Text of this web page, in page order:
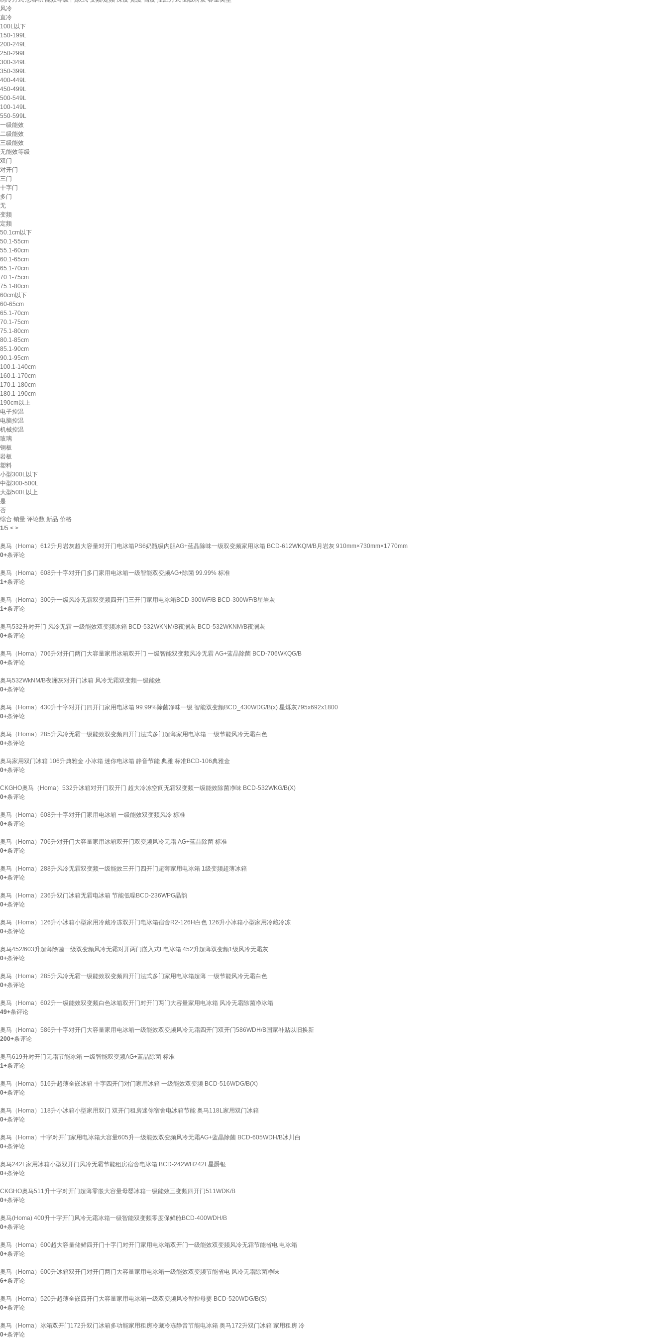
风冷
直冷
100L以下
150-199L
200-249L
250-299L
300-349L
350-399L
400-449L
450-499L
500-549L
100-149L
550-599L
一级能效
二级能效
三级能效
无能效等级
双门
对开门
三门
十字门
多门
无
变频
定频
50.1cm以下
50.1-55cm
55.1-60cm
60.1-65cm
65.1-70cm
70.1-75cm
75.1-80cm
60cm以下
60-65cm
65.1-70cm
70.1-75cm
75.1-80cm
80.1-85cm
85.1-90cm
90.1-95cm
100.1-140cm
160.1-170cm
170.1-180cm
180.1-190cm
190cm以上
电子控温
电脑控温
机械控温
玻璃
钢板
岩板
塑料
小型300L以下
中型300-500L
大型500L以上
是
否
综合 销量 评论数 新品 价格
1/5 < >
奥马（Homa）612升月岩灰超大容量对开门电冰箱PS6奶瓶级内胆AG+蓝晶除味一级双变频家用冰箱 BCD-612WKQM/B月岩灰 910mm×730mm×1770mm
0+条评论
奥马（Homa）608升十字对开门多门家用电冰箱一级智能双变频AG+除菌 99.99% 标准
1+条评论
奥马（Homa）300升一级风冷无霜双变频四开门三开门家用电冰箱BCD-300WF/B BCD-300WF/B星岩灰
1+条评论
奥马532升对开门 风冷无霜 一级能效双变频冰箱 BCD-532WKNM/B夜澜灰 BCD-532WKNM/B夜澜灰
0+条评论
奥马（Homa）706升对开门两门大容量家用冰箱双开门 一级智能双变频风冷无霜 AG+蓝晶除菌 BCD-706WKQG/B
0+条评论
奥马532WkNM/B夜澜灰对开门冰箱 风冷无霜双变频一级能效
0+条评论
奥马（Homa）430升十字对开门四开门家用电冰箱 99.99%除菌净味一级 智能双变频BCD_430WDG/B(x) 星烁灰795x692x1800
0+条评论
奥马（Homa）285升风冷无霜一级能效双变频四开门法式多门超薄家用电冰箱 一级节能风冷无霜白色
0+条评论
奥马家用双门冰箱 106升典雅金 小冰箱 迷你电冰箱 静音节能 典雅 标准BCD-106典雅金
0+条评论
CKGHO奥马（Homa）532升冰箱对开门双开门 超大冷冻空间无霜双变频一级能效除菌净味 BCD-532WKG/B(X)
0+条评论
奥马（Homa）608升十字对开门家用电冰箱 一级能效双变频风冷 标准
0+条评论
奥马（Homa）706升对开门大容量家用冰箱双开门双变频风冷无霜 AG+蓝晶除菌 标准
0+条评论
奥马（Homa）288升风冷无霜双变频一级能效三开门四开门超薄家用电冰箱 1级变频超薄冰箱
0+条评论
奥马（Homa）236升双门冰箱无霜电冰箱 节能低噪BCD-236WPG晶韵
0+条评论
奥马（Homa）126升小冰箱小型家用冷藏冷冻双开门电冰箱宿舍R2-126H白色 126升小冰箱小型家用冷藏冷冻
0+条评论
奥马452/603升超薄除菌一级双变频风冷无霜对开两门嵌入式L电冰箱 452升超薄双变频1级风冷无霜灰
0+条评论
奥马（Homa）285升风冷无霜一级能效双变频四开门法式多门家用电冰箱超薄 一级节能风冷无霜白色
0+条评论
奥马（Homa）602升一级能效双变频白色冰箱双开门对开门两门大容量家用电冰箱 风冷无霜除菌净冰箱
49+条评论
奥马（Homa）586升十字对开门大容量家用电冰箱一级能效双变频风冷无霜四开门双开门586WDH/B国家补贴以旧换新
200+条评论
奥马619升对开门无霜节能冰箱 一级智能双变频AG+蓝晶除菌 标准
1+条评论
奥马（Homa）516升超薄全嵌冰箱 十字四开门对门家用冰箱 一级能效双变频 BCD-516WDG/B(X)
0+条评论
奥马（Homa）118升小冰箱小型家用双门 双开门租房迷你宿舍电冰箱节能 奥马118L家用双门冰箱
0+条评论
奥马（Homa）十字对开门家用电冰箱大容量605升一级能效双变频风冷无霜AG+蓝晶除菌 BCD-605WDH/B冰川白
0+条评论
奥马242L家用冰箱小型双开门风冷无霜节能租房宿舍电冰箱 BCD-242WH242L星爵银
0+条评论
CKGHO奥马511升十字对开门超薄零嵌大容量母婴冰箱一级能效三变频四开门511WDK/B
0+条评论
奥马(Homa) 400升十字开门风冷无霜冰箱一级智能双变频零度保鲜舱BCD-400WDH/B
0+条评论
奥马（Homa）600超大容量储鲜四开门十字门对开门家用电冰箱双开门一级能效双变频风冷无霜节能省电 电冰箱
0+条评论
奥马（Homa）600升冰箱双开门对开门两门大容量家用电冰箱一级能效双变频节能省电 风冷无霜除菌净味
6+条评论
奥马（Homa）520升超薄全嵌四开门大容量家用电冰箱一级双变频风冷智控母婴 BCD-520WDG/B(S)
0+条评论
奥马（Homa）冰箱双开门172升双门冰箱多功能家用租房冷藏冷冻静音节能电冰箱 奥马172升双门冰箱 家用租房 冷
0+条评论